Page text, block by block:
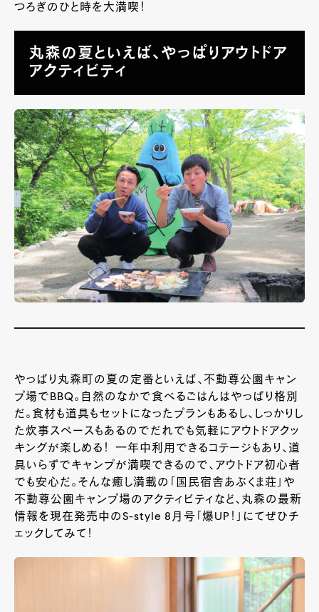
つろぎのひと時を大満喫！
丸森の夏といえば、やっぱりアウトドア
アクティビティ
やっぱり丸森町の夏の定番といえば、不動尊公園キャン
プ場でBBQ。自然のなかで食べるごはんはやっぱり格別
だ。食材も道具もセットになったプランもあるし、しっかりし
た炊事スペースもあるのでだれでも気軽にアウトドアクッ
キングが楽しめる！
一年中利用できるコテージもあり、道
具いらずでキャンプが満喫できるので、アウトドア初心者
でも安心だ。そんな癒し満載の「国民宿舎あぶくま荘」や
不動尊公園キャンプ場のアクティビティなど、丸森の最新
情報を現在発売中のS-style 8月号「爆UP！」にてぜひチ
ェックしてみて！